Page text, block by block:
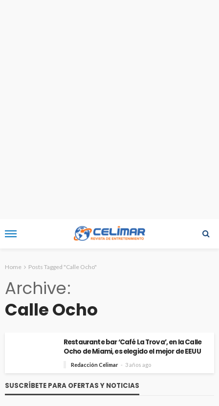
Home Posts Tagged "Calle Ocho"
Archive
Calle Ocho
Restaurante bar ‘Café La Trova’, en la Calle
Ocho de Miami, es elegido el mejor de EEUU
Redacción Celimar 3 años ago
SUSCRÍBETE PARA OFERTAS Y NOTICIAS